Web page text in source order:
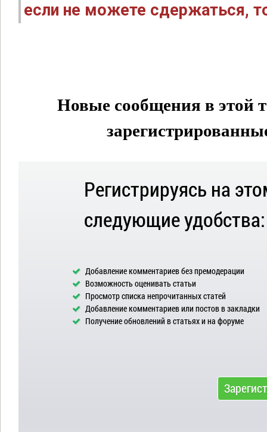
если не можете сдержаться,
Новые сообщения в этой
Регистрируясь на
следующие удобства:
Добавление комментариев без премодерации
Возможность оценивать статьи
Просмотр списка непрочитанных статей
Добавление комментариев или постов в закладки
Получение обновлений в статьях и на форуме